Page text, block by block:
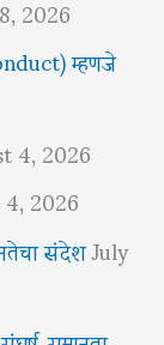
म्हणजे
4, 2026
2026
संदेशJuly